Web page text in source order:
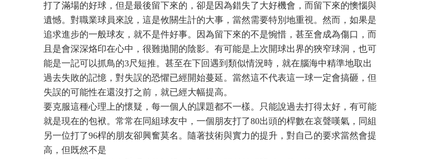
打了滿場的好球，但是最後留下來的，卻是因為錯失了大好機會，而留下來的懊惱與
遺憾。對職業球員來說，這是攸關生計的大事，當然需要特別地重視。然而，如果是
追求進步的一般球友，就不是件好事。因為留下來的不是惋惜，甚至會成為傷口，而
且是會深深烙印在心中，很難拋開的陰影。有可能是上次開球出界的狹窄球洞，也可
能是一記可以抓鳥的3尺短推。甚至在下回遇到類似情況時，就在腦海中精準地取出
過去失敗的記憶，對失誤的恐懼已經開始蔓延。當然這不代表這一球一定會搞砸，但
失誤的可能性在還沒打之前，就已經大幅提高。
要克服這種心理上的懷疑，每一個人的課題都不一樣。只能說過去打得太好，有可能
就是現在的包袱。常常在同組球友中，一個朋友打了80出頭的桿數在哀聲嘆氣，同組
另一位打了96桿的朋友卻興奮莫名。隨著技術與實力的提升，對自己的要求當然會提
高，但既然不是